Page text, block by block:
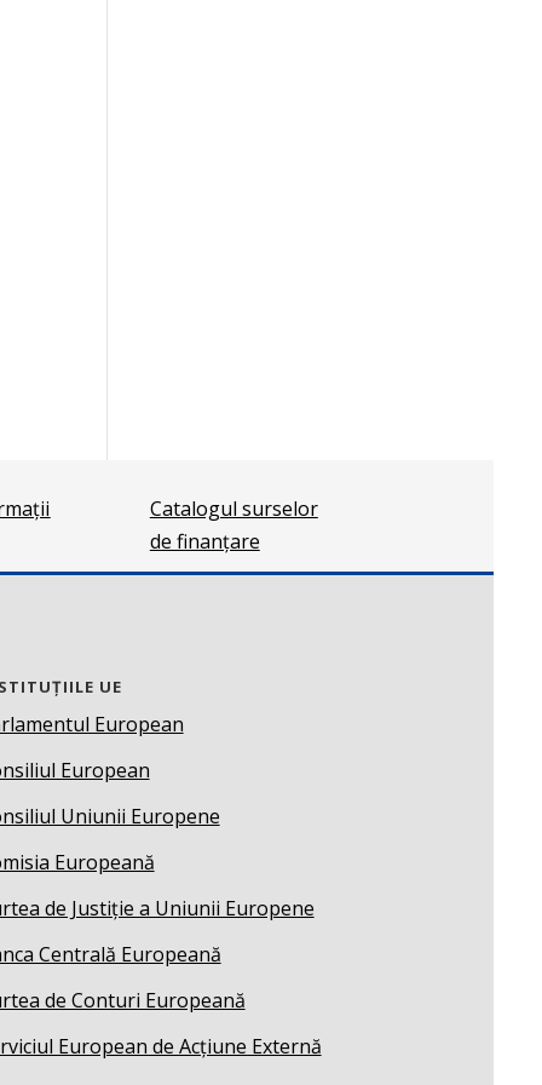
Catalogul surselor
de finanțare
UE
European
European
Uniunii Europene
Europeană
de Justiție a Uniunii Europene
Centrală Europeană
de Conturi Europeană
European de Acțiune Externă